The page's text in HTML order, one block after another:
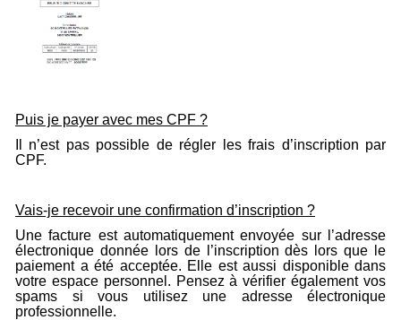
Puis je payer avec mes CPF ?
Il n’est pas possible de régler les frais d’inscription par
CPF.
Vais-je recevoir une confirmation d’inscription ?
Une facture est automatiquement envoyée sur l’adresse
électronique donnée lors de l’inscription dès lors que le
paiement a été acceptée. Elle est aussi disponible dans
votre espace personnel. Pensez à vérifier également vos
spams si vous utilisez une adresse électronique
professionnelle.